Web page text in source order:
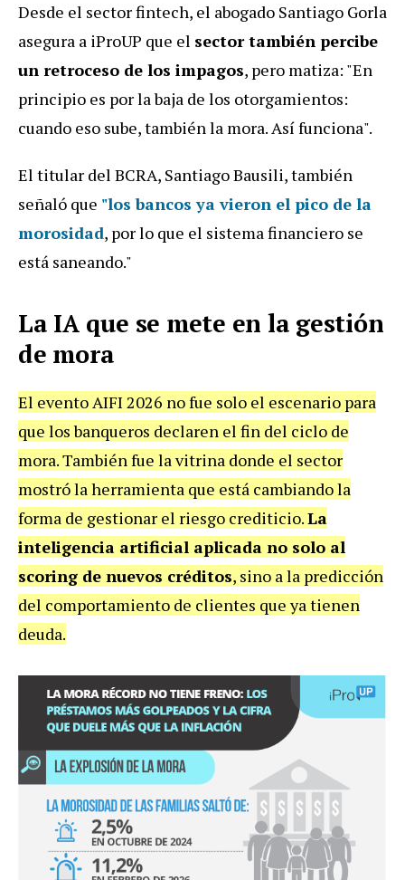
Desde el sector fintech, el abogado Santiago Gorla
asegura a iProUP que el sector también percibe
un retroceso de los impagos, pero matiza: "En
principio es por la baja de los otorgamientos:
cuando eso sube, también la mora. Así funciona".
El titular del BCRA, Santiago Bausili, también
señaló que "los bancos ya vieron el pico de la
morosidad, por lo que el sistema financiero se
está saneando."
La IA que se mete en la gestión
de mora
El evento AIFI 2026 no fue solo el escenario para
que los banqueros declaren el fin del ciclo de
mora. También fue la vitrina donde el sector
mostró la herramienta que está cambiando la
forma de gestionar el riesgo crediticio.La
inteligencia artificial aplicada no solo al
scoring de nuevos créditos, sino a la predicción
del comportamiento de clientes que ya tienen
deuda.